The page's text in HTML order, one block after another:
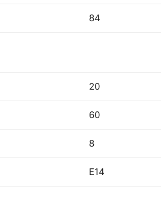
84
20
60
8
E14